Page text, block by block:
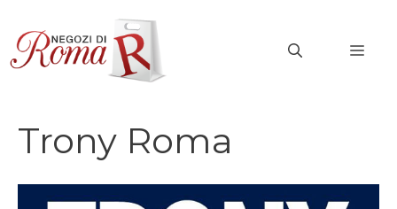
contenuto
Trony Roma